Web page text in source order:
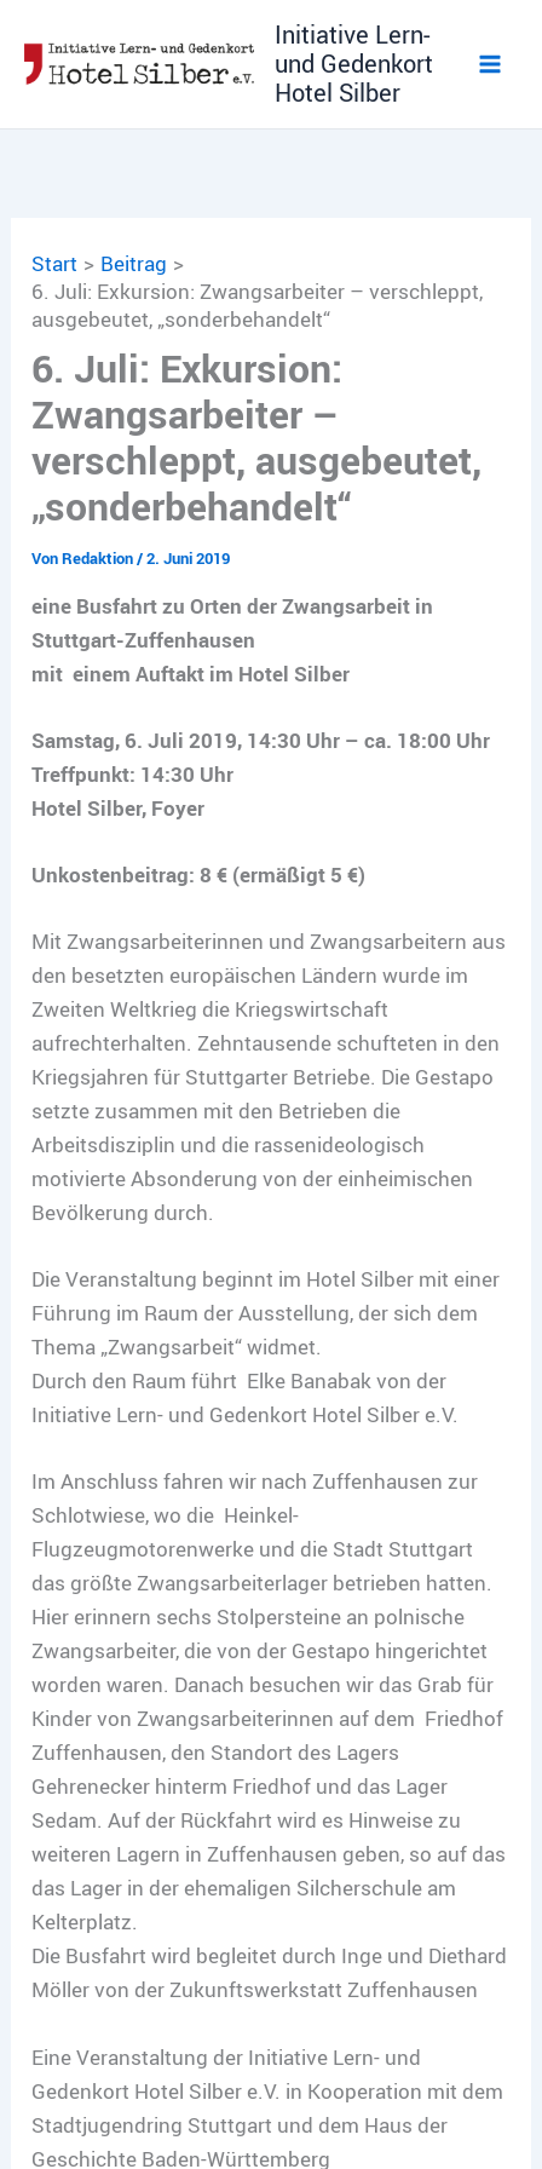
Inhalt
springen
Initiative Lern-
und Gedenkort
Hotel Silber
Start
Beitrag
6. Juli: Exkursion: Zwangsarbeiter – verschleppt,
ausgebeutet, „sonderbehandelt“
6. Juli: Exkursion:
Zwangsarbeiter –
verschleppt, ausgebeutet,
„sonderbehandelt“
VonRedaktion/2. Juni 2019
eine Busfahrt zu Orten der Zwangsarbeit in
Stuttgart-Zuffenhausen
mit einem Auftakt im Hotel Silber
Samstag, 6. Juli 2019, 14:30 Uhr – ca. 18:00 Uhr
Treffpunkt: 14:30 Uhr
Hotel Silber, Foyer
Unkostenbeitrag: 8 € (ermäßigt 5 €)
Mit Zwangsarbeiterinnen und Zwangsarbeitern aus
den besetzten europäischen Ländern wurde im
Zweiten Weltkrieg die Kriegswirtschaft
aufrechterhalten. Zehntausende schufteten in den
Kriegsjahren für Stuttgarter Betriebe. Die Gestapo
setzte zusammen mit den Betrieben die
Arbeitsdisziplin und die rassenideologisch
motivierte Absonderung von der einheimischen
Bevölkerung durch.
Die Veranstaltung beginnt im Hotel Silber mit einer
Führung im Raum der Ausstellung, der sich dem
Thema „Zwangsarbeit“ widmet.
Durch den Raum führt Elke Banabak von der
Initiative Lern- und Gedenkort Hotel Silber e.V.
Im Anschluss fahren wir nach Zuffenhausen zur
Schlotwiese, wo die Heinkel-
Flugzeugmotorenwerke und die Stadt Stuttgart
das größte Zwangsarbeiterlager betrieben hatten.
Hier erinnern sechs Stolpersteine an polnische
Zwangsarbeiter, die von der Gestapo hingerichtet
worden waren. Danach besuchen wir das Grab für
Kinder von Zwangsarbeiterinnen auf dem Friedhof
Zuffenhausen, den Standort des Lagers
Gehrenecker hinterm Friedhof und das Lager
Sedam. Auf der Rückfahrt wird es Hinweise zu
weiteren Lagern in Zuffenhausen geben, so auf das
das Lager in der ehemaligen Silcherschule am
Kelterplatz.
Die Busfahrt wird begleitet durch Inge und Diethard
Möller von der Zukunftswerkstatt Zuffenhausen
Eine Veranstaltung der Initiative Lern- und
Gedenkort Hotel Silber e.V. in Kooperation mit dem
Stadtjugendring Stuttgart und dem Haus der
Geschichte Baden-Württemberg